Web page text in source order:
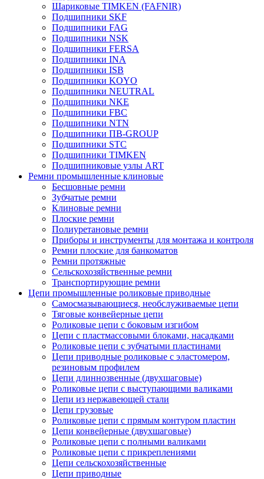
Шариковые ТІMKEN (FAFNIR)
Подшипники SKF
Подшипники FAG
Подшипники NSK
Подшипники FERSA
Подшипники INA
Подшипники ISB
Подшипники KOYO
Подшипники NEUTRAL
Подшипники NKE
Подшипники FBC
Подшипники NTN
Подшипники ПВ-GROUP
Подшипники STC
Подшипники TIMKEN
Подшипниковые узлы ART
Ремни промышленные клиновые
Бесшовные ремни
Зубчатые ремни
Клиновые ремни
Плоские ремни
Полиуретановые ремни
Приборы и инструменты для монтажа и контроля
Ремни плоские для банкоматов
Ремни протяжные
Сельскохозяйственные ремни
Транспортирующие ремни
Цепи промышленные роликовые приводные
Самосмазывающиеся, необслуживаемые цепи
Тяговые конвейерные цепи
Роликовые цепи с боковым изгибом
Цепи с пластмассовыми блоками, насадками
Роликовые цепи с зубчатыми пластинами
Цепи приводные роликовые с эластомером,
резиновым профилем
Цепи длиннозвенные (двухшаговые)
Роликовые цепи с выступающими валиками
Цепи из нержавеющей стали
Цепи грузовые
Роликовые цепи с прямым контуром пластин
Цепи конвейерные (двухшаговые)
Роликовые цепи с полными валиками
Роликовые цепи с прикреплениями
Цепи сельскохозяйственные
Цепи приводные